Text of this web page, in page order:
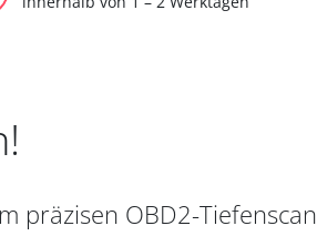
präzisen OBD2-Tiefenscan